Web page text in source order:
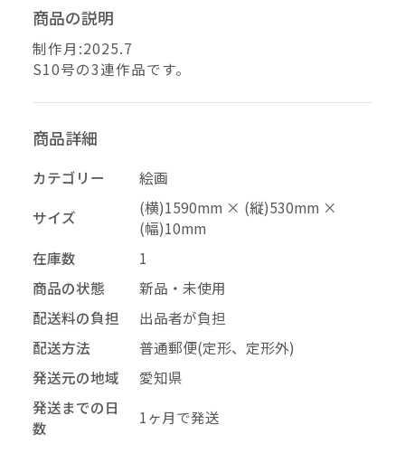
価格（指定）
サイズ（mm）
横
–
–
投稿する
削除する
再審査する
商品の説明
制作月:2025.7
S10号の3連作品です。
商品詳細
カテゴリー
絵画
サイズ
(横)1590mm × (縦)530mm ×
(幅)10mm
在庫数
1
商品の状態
新品・未使用
配送料の負担
出品者が負担
配送方法
普通郵便(定形、定形外)
発送元の地域
愛知県
発送までの日
数
1ヶ月で発送
承認する
拒否する